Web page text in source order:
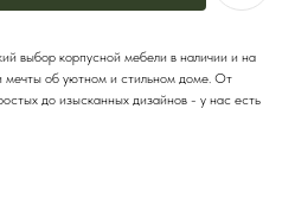
выбор корпусной мебели в наличии и на
мечты об уютном и стильном доме. От
до изысканных дизайнов - у нас есть